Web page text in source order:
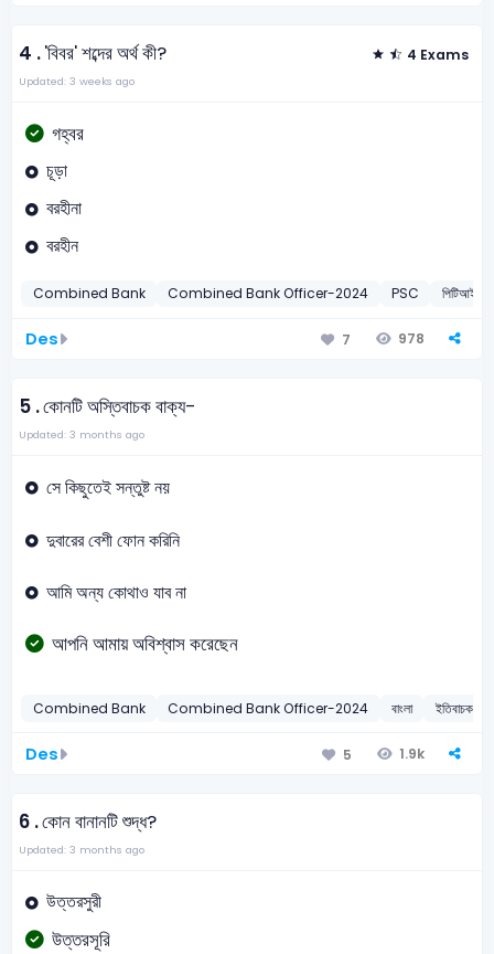
4 .'বিবর' শব্দের অর্থ কী? 4 Exams
Updated: 3 weeks ago
গহ্বর
চূড়া
বরহীনা
বরহীন
Combined Bank Combined Bank Officer-2024 PSC পিটিআই
Des 7 978
5 .কোনটি অস্তিবাচক বাক্য-
Updated: 3 months ago
সে কিছুতেই সন্তুষ্ট নয়
দুবারের বেশী ফোন করিনি
আমি অন্য কোথাও যাব না
আপনি আমায় অবিশ্বাস করেছেন
Combined Bank Combined Bank Officer-2024 বাংলা ইতিবাচক
Des 5 1.9k
6 .কোন বানানটি শুদ্ধ?
Updated: 3 months ago
উত্তরসুরী
উত্তরসূরি